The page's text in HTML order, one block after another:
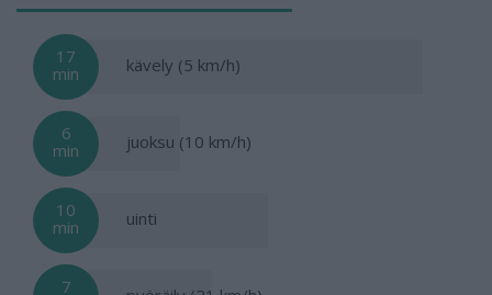
17
min
kävely (5 km/h)
6
min
juoksu (10 km/h)
10
min
uinti
7